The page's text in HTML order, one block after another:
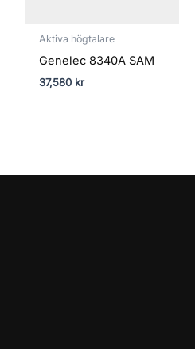
Aktiva högtalare
Genelec 8340A SAM
37,580 kr